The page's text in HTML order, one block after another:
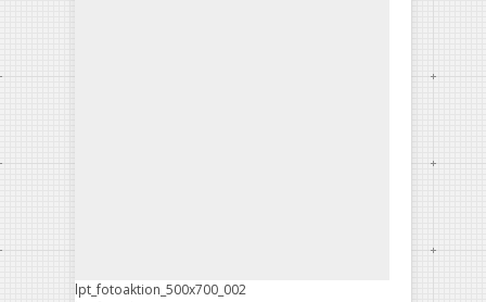
lpt_fotoaktion_500x700_002